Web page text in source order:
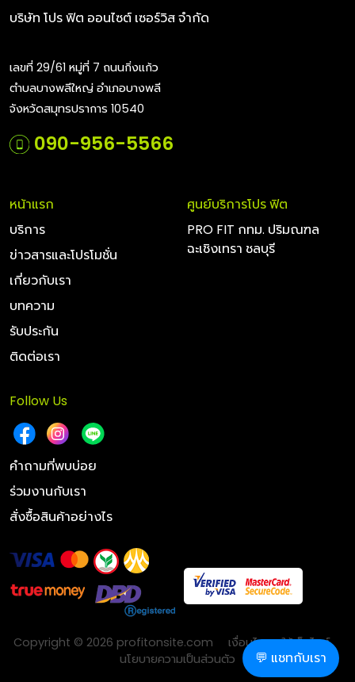
บริษัท โปร ฟิต ออนไซต์ เซอร์วิส จำกัด
เลขที่ 29/61 หมู่ที่ 7 ถนนกิ่งแก้ว
ตำบลบางพลีใหญ่ อำเภอบางพลี
จังหวัดสมุทรปราการ 10540
090-956-5566
หน้าแรก
บริการ
ข่าวสารและโปรโมชั่น
เกี่ยวกับเรา
บทความ
รับประกัน
ติดต่อเรา
ศูนย์บริการโปร ฟิต
PRO FIT กทม. ปริมณฑล
ฉะเชิงเทรา ชลบุรี
Follow Us
คำถามที่พบบ่อย
ร่วมงานกับเรา
สั่งซื้อสินค้าอย่างไร
Copyright © 2026 profitonsite.com
เงื่อนไขการใช้เว็บไซต์
นโยบายความเป็นส่วนตัว
💬 แชทกับเรา